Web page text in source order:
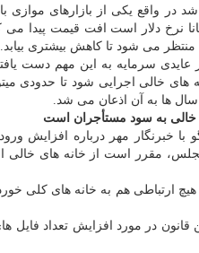
شد در واقع یکی از بازارهای
نرخ دلار است افت قیمت پیدا
منتظر می شود تا کاهش بیشتری بیابد.
سرمایه به این مهم دست
های خالی اجرایی شود تا حدودی
سال ها به آن اذعان می شد.
خالی به سود مستأجران است
خبرنگار مهر درباره افزایش
مقرر است از خانه های خالی
ارتباطی هم به خانه های کلی
قانون در مورد افزایش تعداد فایل